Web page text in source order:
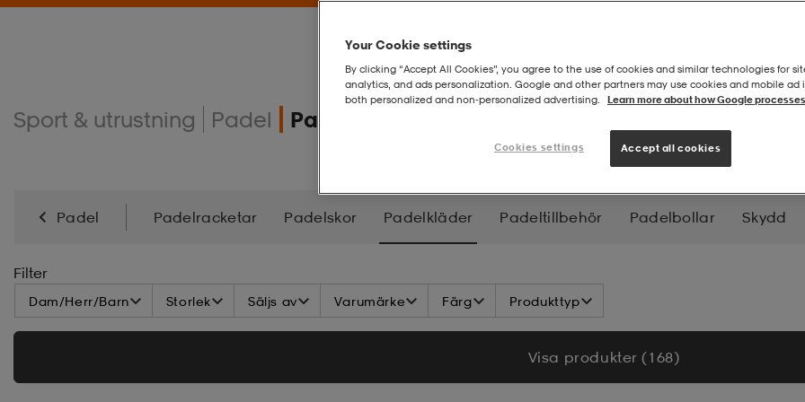
Sport & utrustning Padel Padelkläder
Padel Padelracketar Padelskor Padelkläder Padeltillbehör Padelbollar Skydd
Filter
Dam/Herr/Barn Storlek Säljs av Varumärke Färg Produkttyp
Visa produkter (168)
Your Cookie settings
By clicking “Accept All Cookies”, you agree to the use of cookies and similar technologies for
analytics, and ads personalization. Google and other partners may use cookies and mobile ad
both personalized and non‑personalized advertising.
Learn more about how Google
Cookies settings Accept all cookies